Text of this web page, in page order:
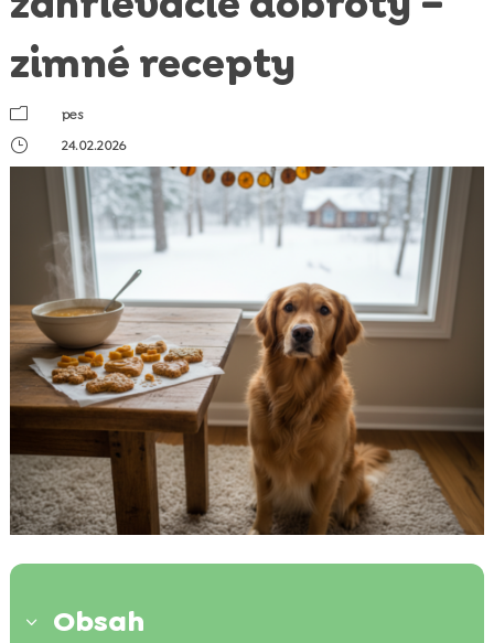
zimné recepty
m
pes
}
24.02.2026
3 Obsah